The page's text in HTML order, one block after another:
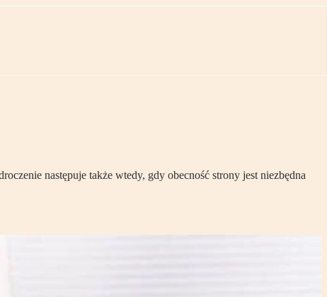
następuje także wtedy, gdy obecność strony jest niezbędna